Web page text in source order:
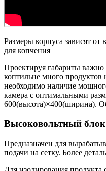
Размеры корпуса зависят от
для копчения
Проектируя габариты
коптильне много продуктов
необходимо наличие
камера с оптимальными
600(высота)×400(ширина).
Высоковольтный блок
Предназначен для
подачи на сетку. Более